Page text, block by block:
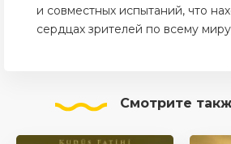
и совместных испытаний, что
сердцах зрителей по всему
Смотрите